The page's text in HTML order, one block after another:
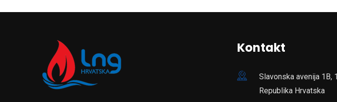
Kontakt
Slavonska avenija 1B,
Republika Hrvatska